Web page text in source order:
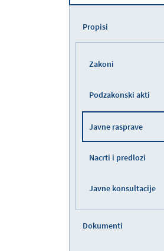
Propisi
Zakoni
Podzakonski akti
Javne rasprave
Nacrti i predlozi
Javne konsultacije
Dokumenti